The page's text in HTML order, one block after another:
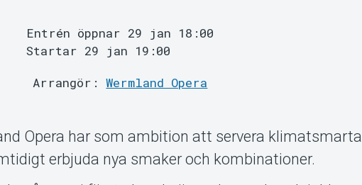
Entrén öppnar 29 jan 18:00
Startar 29 jan 19:00
Arrangör:Wermland Opera
Opera har som ambition att servera klimatsmarta
erbjuda nya smaker och kombinationer.